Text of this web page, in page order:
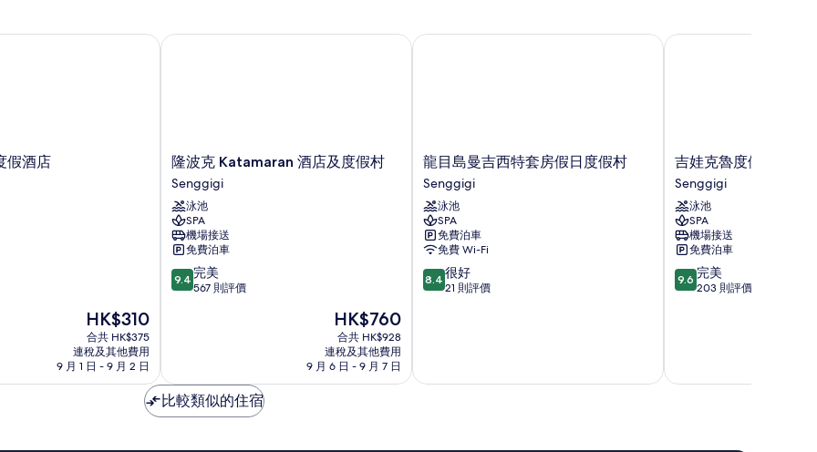
相
廚
假酒店
現
售
HK$310
HK$310
合共 HK$375
連稅及其他費用
9 月 1 日 - 9 月 2 日
隆
波
克
Katamaran
酒
店
及
度
假
隆波克 Katamaran 酒店及度假村
Senggigi
泳池
SPA
機場接送
免費泊車
9.4
分
完
美，
567
9.4 完美
567 則評價
現
售
HK$760
HK$760
合共 HK$928
連稅及其他費用
9 月 6 日 - 9 月 7 日
隆波克 Katamaran 酒店及度假村
龍
目
島
曼
吉
西
特
套
房
Senggigi
龍目島曼吉西特套房假日度假村
Senggigi
泳池
SPA
免費泊車
免費 Wi-Fi
8.4
分
很
8.4 很好
21 則評價
龍目島曼吉西特套房假日度假村
吉
娃
克
魯
度
假
酒
店
Senggigi
吉娃克魯度假酒店
Senggigi
泳池
SPA
機場接送
免費泊車
9.6
分
完
9.6 完美
203 則評價
吉娃克魯度假酒店
比較類似的住宿